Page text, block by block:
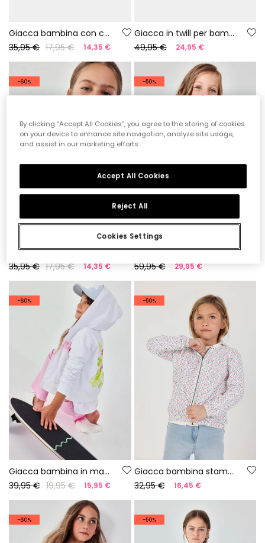
Giacca bambina con cappuccio blu marino
35,95 € 17,95 € 14,35 €
Giacca in twill per bambina con dettagli brillanti
49,95 €
24,95 €
-60%
Gilet bambina cotone a righe
35,95 € 17,95 € 14,35 €
-50%
Parka reversibile bambina
59,95 €
29,95 €
-60%
Giacca bambina in maglia bianca
39,95 € 19,95 € 15,95 €
-50%
Giacca bambina stampata
32,95 €
16,45 €
-60% -50%
By clicking “Accept All Cookies”, you agree to the storing of cookies
on your device to enhance site navigation, analyze site usage,
and assist in our marketing efforts.
Cookies Settings
Reject All
Accept All Cookies